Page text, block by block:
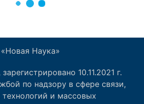
Наука»
10.11.2021 г.
по надзору в сфере связи,
и массовых